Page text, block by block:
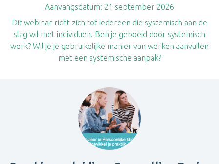
Aanvangsdatum: 21 september 2026
Dit webinar richt zich tot iedereen die systemisch aan de
slag wil met individuen. Ben je geboeid door systemisch
werk? Wil je je gebruikelijke manier van werken aanvullen
met een systemische aanpak?